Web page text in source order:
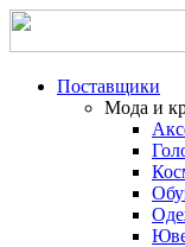
Поставщики
Мода и